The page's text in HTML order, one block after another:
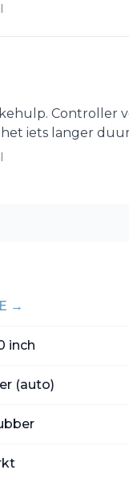
Controller
iets langer
→
inch
(auto)